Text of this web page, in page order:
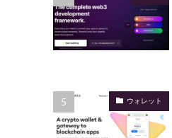
ウォレット